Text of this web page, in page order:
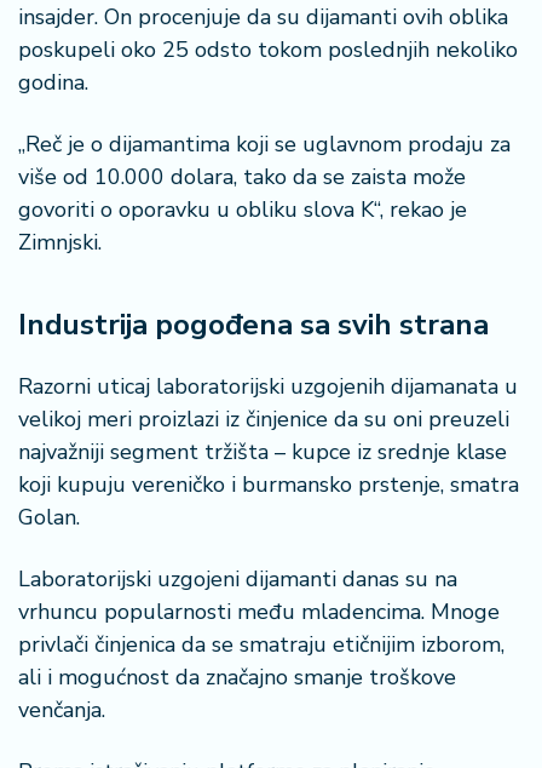
insajder. On procenjuje da su dijamanti ovih oblika
poskupeli oko 25 odsto tokom poslednjih nekoliko
godina.
„Reč je o dijamantima koji se uglavnom prodaju za
više od 10.000 dolara, tako da se zaista može
govoriti o oporavku u obliku slova K“, rekao je
Zimnjski.
Industrija pogođena sa svih strana
Razorni uticaj laboratorijski uzgojenih dijamanata u
velikoj meri proizlazi iz činjenice da su oni preuzeli
najvažniji segment tržišta – kupce iz srednje klase
koji kupuju vereničko i burmansko prstenje, smatra
Golan.
Laboratorijski uzgojeni dijamanti danas su na
vrhuncu popularnosti među mladencima. Mnoge
privlači činjenica da se smatraju etičnijim izborom,
ali i mogućnost da značajno smanje troškove
venčanja.